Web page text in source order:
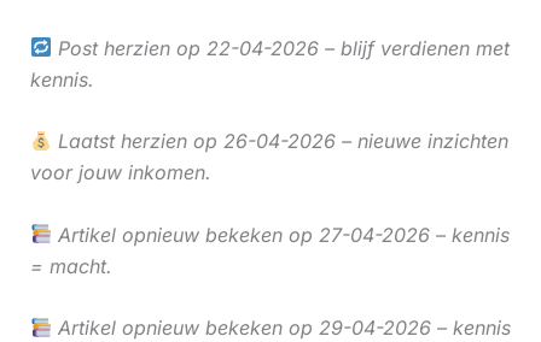
Post herzien op 22-04-2026 – blijf verdienen met
kennis.
Laatst herzien op 26-04-2026 – nieuwe inzichten
voor jouw inkomen.
Artikel opnieuw bekeken op 27-04-2026 – kennis
= macht.
Artikel opnieuw bekeken op 29-04-2026 – kennis